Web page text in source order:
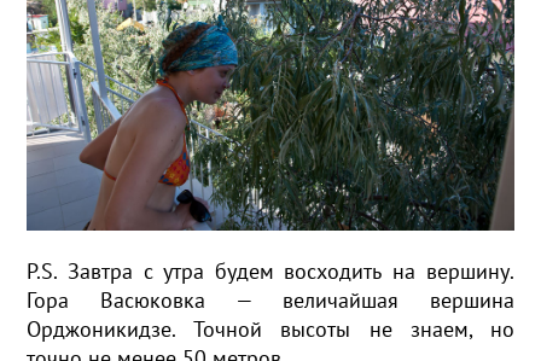
P.S. Завтра с утра будем восходить на вершину.
Гора Васюковка — величайшая вершина
Орджоникидзе. Точной высоты не знаем, но